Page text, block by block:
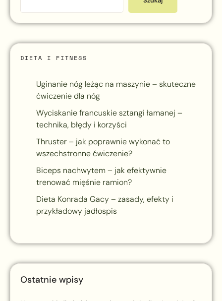
DIETA I FITNESS
Uginanie nóg leżąc na maszynie – skuteczne
ćwiczenie dla nóg
Wyciskanie francuskie sztangi łamanej –
technika, błędy i korzyści
Thruster – jak poprawnie wykonać to
wszechstronne ćwiczenie?
Biceps nachwytem – jak efektywnie
trenować mięśnie ramion?
Dieta Konrada Gacy – zasady, efekty i
przykładowy jadłospis
Ostatnie wpisy